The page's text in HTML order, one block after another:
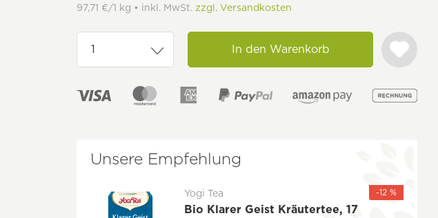
97,71 €/1 kg • inkl. MwSt. zzgl. Versandkosten
In den Warenkorb
Unsere Empfehlung
-12 %
Yogi Tea
Bio Klarer Geist Kräutertee, 17